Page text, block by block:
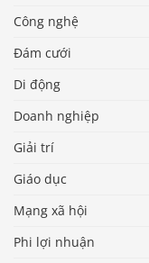
Công nghệ
Đám cưới
Di động
Doanh nghiệp
Giải trí
Giáo dục
Mạng xã hội
Phi lợi nhuận